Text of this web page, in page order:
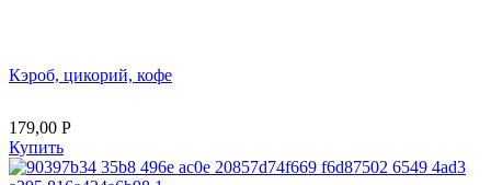
Кэроб, цикорий, кофе
179,00 Р
Купить